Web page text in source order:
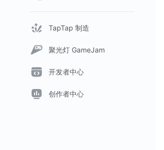
TapTap 制造
聚光灯 GameJam
开发者中心
创作者中心